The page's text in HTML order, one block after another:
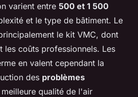
varient entre 500 et 1 500
et le type de bâtiment. Le
le kit VMC, dont
les coûts professionnels. Les
en valent cependant la
des problèmes
qualité de l'air